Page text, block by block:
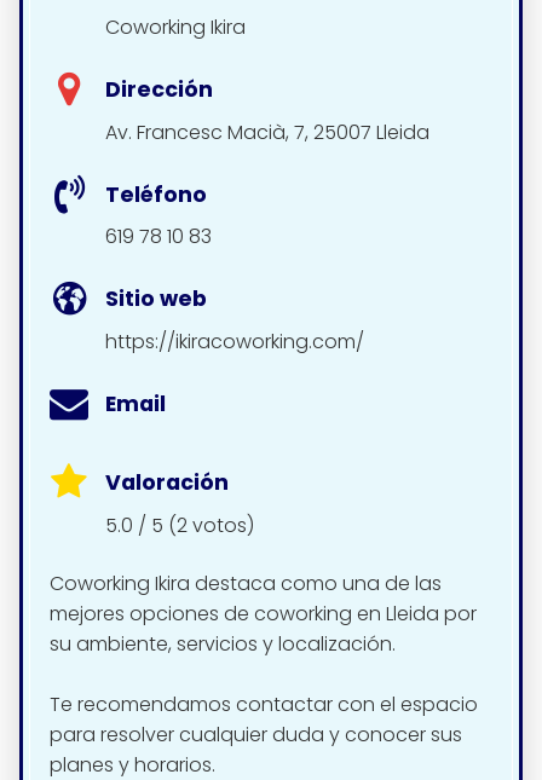
Coworking Ikira
Dirección
Av. Francesc Macià, 7, 25007 Lleida
Teléfono
619 78 10 83
Sitio web
https://ikiracoworking.com/
Email
Valoración
5.0 / 5 (2 votos)
Coworking Ikira destaca como una de las
mejores opciones de coworking en Lleida por
su ambiente, servicios y localización.
Te recomendamos contactar con el espacio
para resolver cualquier duda y conocer sus
planes y horarios.